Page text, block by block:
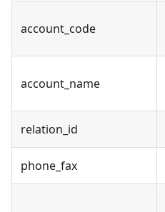
account_code
account_name
relation_id
phone_fax